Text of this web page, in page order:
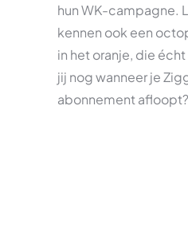
hun WK-campagne.
kennen ook een
in het oranje, die
jij nog wanneer je
abonnement